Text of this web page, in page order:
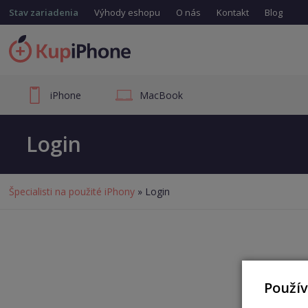
Stav zariadenia Výhody eshopu O nás Kontakt Blog
iPhone MacBook
Login
Špecialisti na použité iPhony » Login